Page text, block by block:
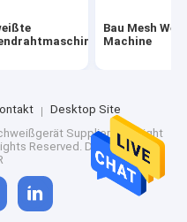
Bau Mesh
Machine
Desktop Site
Supplier.Copyright
Reserved. Developed by